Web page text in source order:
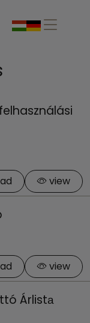
view
view
Árlistа